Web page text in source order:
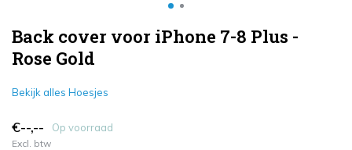
Back cover voor iPhone 7-8 Plus -
Rose Gold
Bekijk alles Hoesjes
€--,-- Op voorraad
Excl. btw